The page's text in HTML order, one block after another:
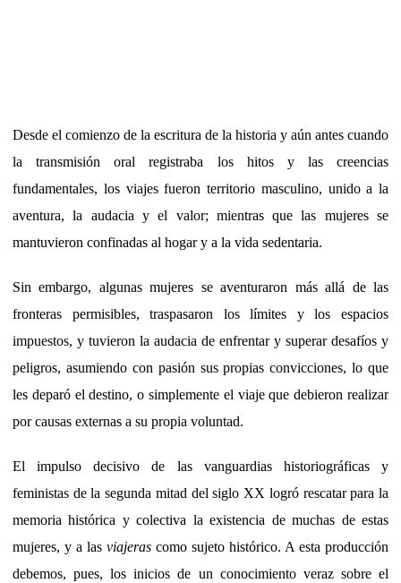
Desde el comienzo de la escritura de la historia y aún antes cuando
la transmisión oral registraba los hitos y las creencias
fundamentales, los viajes fueron territorio masculino, unido a la
aventura, la audacia y el valor; mientras que las mujeres se
mantuvieron confinadas al hogar y a la vida sedentaria.
Sin embargo, algunas mujeres se aventuraron más allá de las
fronteras permisibles, traspasaron los límites y los espacios
impuestos, y tuvieron la audacia de enfrentar y superar desafíos y
peligros, asumiendo con pasión sus propias convicciones, lo que
les deparó el destino, o simplemente el viaje que debieron realizar
por causas externas a su propia voluntad.
El impulso decisivo de las vanguardias historiográficas y
feministas de la segunda mitad del siglo XX logró rescatar para la
memoria histórica y colectiva la existencia de muchas de estas
mujeres, y a las viajeras como sujeto histórico. A esta producción
debemos, pues, los inicios de un conocimiento veraz sobre el